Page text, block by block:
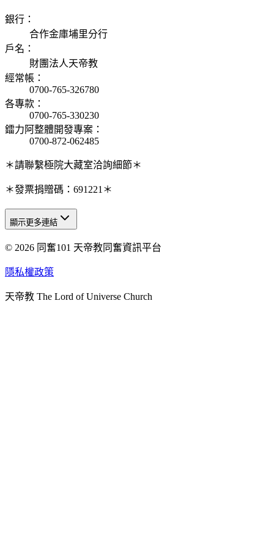
銀行 ：
合作金庫埔里分行
戶名 ：
財團法人天帝教
經常帳 ：
0700-765-326780
各專款 ：
0700-765-330230
鐳力阿整體開發專案 ：
0700-872-062485
＊請聯繫極院大藏室洽詢細節＊
＊發票捐贈碼：691221＊
天人研究總院
天人研究學院
天人炁功院
顯示更多連結
© 2026 同奮101 天帝教同奮資訊平台
隱私權政策
天帝教 The Lord of Universe Church